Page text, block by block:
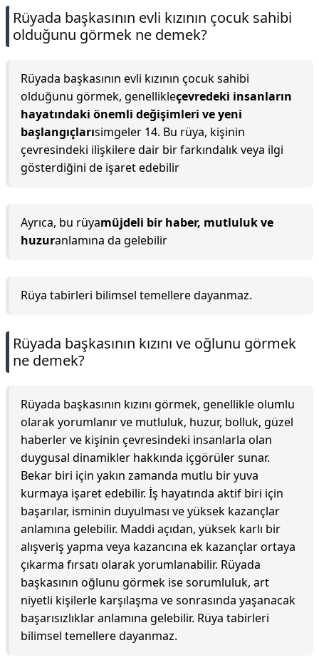
Rüyada başkasının evli kızının çocuk sahibi
olduğunu görmek ne demek?
Rüyada başkasının evli kızının çocuk sahibi
olduğunu görmek, genellikleçevredeki insanların
hayatındaki önemli değişimleri ve yeni
başlangıçlarısimgeler 14. Bu rüya, kişinin
çevresindeki ilişkilere dair bir farkındalık veya ilgi
gösterdiğini de işaret edebilir
Ayrıca, bu rüyamüjdeli bir haber, mutluluk ve
huzuranlamına da gelebilir
Rüya tabirleri bilimsel temellere dayanmaz.
Rüyada başkasının kızını ve oğlunu görmek
ne demek?
Rüyada başkasının kızını görmek, genellikle olumlu
olarak yorumlanır ve mutluluk, huzur, bolluk, güzel
haberler ve kişinin çevresindeki insanlarla olan
duygusal dinamikler hakkında içgörüler sunar.
Bekar biri için yakın zamanda mutlu bir yuva
kurmaya işaret edebilir. İş hayatında aktif biri için
başarılar, isminin duyulması ve yüksek kazançlar
anlamına gelebilir. Maddi açıdan, yüksek karlı bir
alışveriş yapma veya kazancına ek kazançlar ortaya
çıkarma fırsatı olarak yorumlanabilir. Rüyada
başkasının oğlunu görmek ise sorumluluk, art
niyetli kişilerle karşılaşma ve sonrasında yaşanacak
başarısızlıklar anlamına gelebilir. Rüya tabirleri
bilimsel temellere dayanmaz.